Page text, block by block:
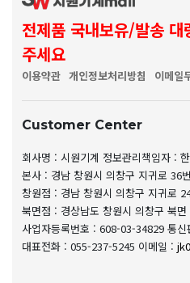
전제품 국내보유/발송 대
주세요
이용약관 개인정보처리방침 이메일
Customer Center
회사명 : 시원기계 정보관리책임자 :
본사 : 경남 창원시 의창구 지귀로 36
창원점 : 경남 창원시 의창구 지귀로
북면점 : 경상남도 창원시 의창구 북
사업자등록번호 : 608-03-34829 통
대표전화 : 055-237-5245 이메일 :